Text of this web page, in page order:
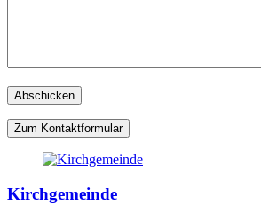
Zum Kontaktformular
Kirchgemeinde